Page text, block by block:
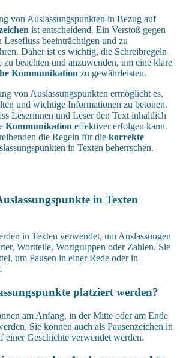
von Auslassungspunkten in Bezug auf
ist entscheidend. Ein Verstoß gegen
Lesefluss beeinträchtigen und zu
Daher ist es wichtig, die Schreibregeln
zu beachten und anzuwenden, um eine klare
Kommunikation zu gewährleisten.
von Auslassungspunkten ermöglicht es,
und wichtige Informationen zu betonen.
Leserinnen und Leser den Text inhaltlich
Kommunikation effektiver erfolgen kann.
die Regeln für die korrekte
in Texten beherrschen.
in Texten
in Texten verwendet, um Auslassungen
Wortteile, Wortgruppen oder Zahlen. Sie
um Pausen in einer Rede oder in
platziert werden?
am Anfang, in der Mitte oder am Ende
Sie können auch als Pausenzeichen in
einer Geschichte verwendet werden.